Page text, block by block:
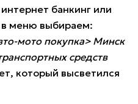
банкинг или
меню выбираем:
мото покупка> Минск
средств
который высветился